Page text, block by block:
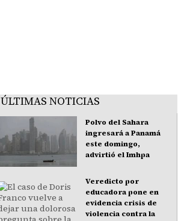
ÚLTIMAS NOTICIAS
Polvo del Sahara
ingresará a Panamá
este domingo,
advirtió el Imhpa
Veredicto por
educadora pone en
evidencia crisis de
violencia contra la